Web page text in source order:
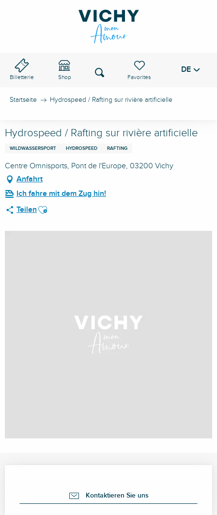
Billetterie Shop
Voir les favoris
Suche DE
Startseite Hydrospeed / Rafting sur rivière artificielle
Hydrospeed / Rafting sur rivière artificielle
WILDWASSERSPORT HYDROSPEED RAFTING
Centre Omnisports, Pont de l'Europe, 03200 Vichy
Anfahrt
Ich fahre mit dem Zug hin!
Teilen Ajouter aux favoris
Kontaktieren Sie uns